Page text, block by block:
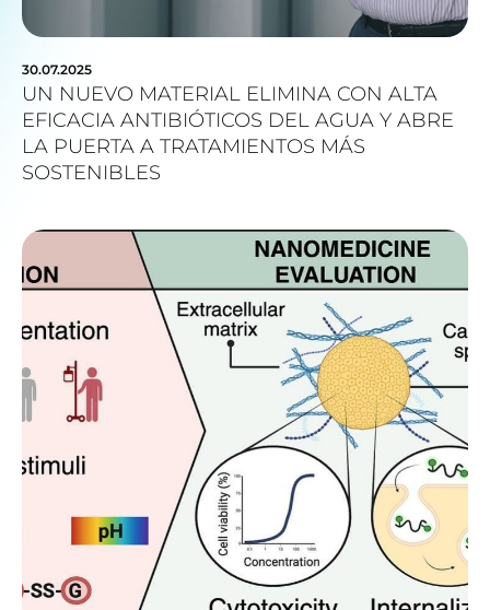
30.07.2025
UN NUEVO MATERIAL ELIMINA CON ALTA
EFICACIA ANTIBIÓTICOS DEL AGUA Y ABRE
LA PUERTA A TRATAMIENTOS MÁS
SOSTENIBLES